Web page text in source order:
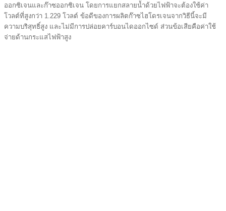
ออกซิเจนและก๊าซออกซิเจน โดยการแยกสลายนํ้าด้วยไฟฟ้าจะต้องใช้ค่า
โวลต์ที่สูงกว่า 1.229 โวลต์ ข้อดีของการผลิตก๊าซไฮโดรเจนจากวิธีนี้จะมี
ความบริสุทธิ์สูง และไม่มีการปล่อยคาร์บอนไดออกไซด์ ส่วนข้อเสียคือค่าใช้
จ่ายด้านกระแสไฟฟ้าสูง